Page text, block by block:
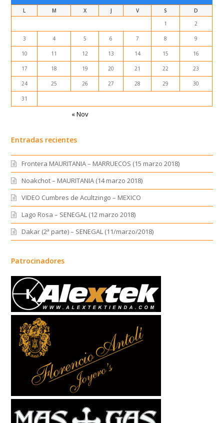
L M X J V S
D
1
2
3 4 5 6 7 8 9
10 11 12 13 14 15 16
17 18 19 20 21 22 23
24 25 26 27 28 29 30
31
« Nov
Entradas recientes
Frontera MAURITANIA – MARRUECOS (15 marzo 2018)
Noakchot – MAURITANIA (14 marzo 2018)
VIDEO Cumbres de Acultzingo – MEXICO
Lago Rosa – SENEGAL (12 marzo 2018)
Dakar (2ª parte) – SENEGAL (11/marzo/2018)
Patrocinadores